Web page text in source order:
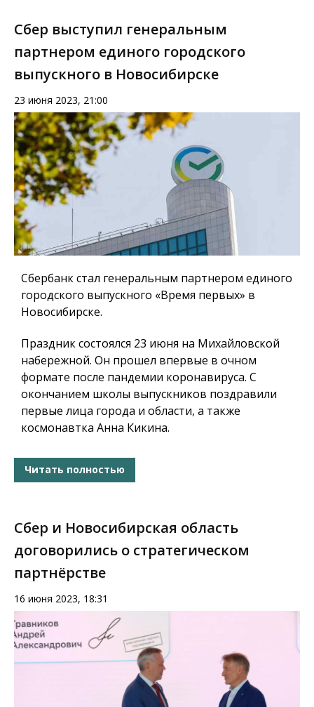
Сбер выступил генеральным
партнером единого городского
выпускного в Новосибирске
23 июня 2023, 21:00
Сбербанк стал генеральным партнером единого
городского выпускного «Время первых» в
Новосибирске.
Праздник состоялся 23 июня на Михайловской
набережной. Он прошел впервые в очном
формате после пандемии коронавируса. С
окончанием школы выпускников поздравили
первые лица города и области, а также
космонавтка Анна Кикина.
Читать полностью
Сбер и Новосибирская область
договорились о стратегическом
партнёрстве
16 июня 2023, 18:31